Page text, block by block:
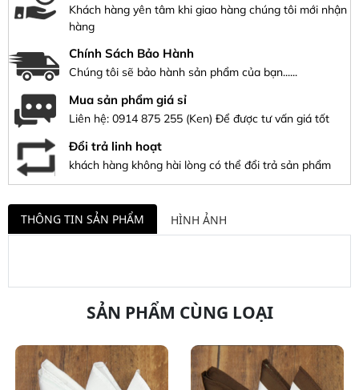
Khách hàng yên tâm khi giao hàng chúng tôi mới nhận
hàng
Chính Sách Bảo Hành
Chúng tôi sẽ bảo hành sản phẩm của bạn......
Mua sản phẩm giá sỉ
Liên hệ: 0914 875 255 (Ken) Để được tư vấn giá tốt
Đổi trả linh hoạt
khách hàng không hài lòng có thể đổi trả sản phẩm
THÔNG TIN SẢN PHẨM HÌNH ẢNH
SẢN PHẨM CÙNG LOẠI